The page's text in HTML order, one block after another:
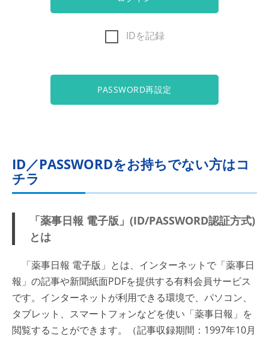
IDを記録
PASSWORD再設定
ID／PASSWORDをお持ちでない方はコ
チラ
「薬事日報 電子版」(ID/PASSWORD認証方式)
とは
「薬事日報 電子版」とは、インターネットで「薬事日
報」の記事や新聞紙面PDFを提供する有料会員サービス
です。インターネットが利用できる環境で、パソコン、
タブレット、スマートフォンなどを使い「薬事日報」を
閲覧することができます。（記事収録期間：1997年10月